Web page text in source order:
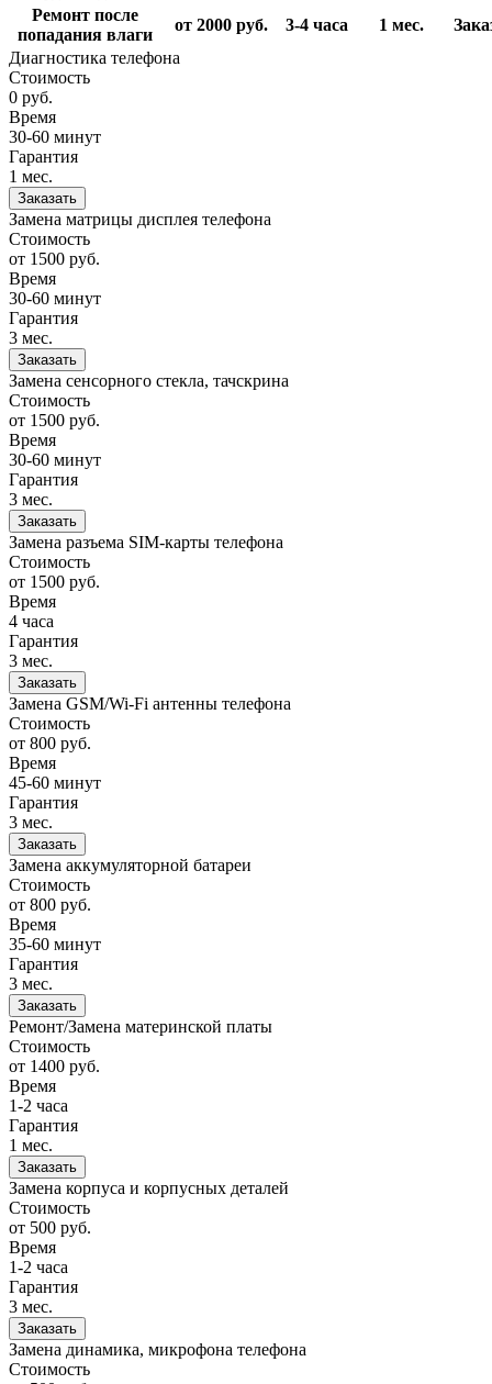
Ремонт после
попадания влаги
от 2000руб. 3-4 часа 1 мес.
Диагностика телефона
Стоимость
0 руб.
Время
30-60 минут
Гарантия
1 мес.
Заказать
Замена матрицы дисплея телефона
Стоимость
от 1500 руб.
Время
30-60 минут
Гарантия
3 мес.
Заказать
Замена сенсорного стекла, тачскрина
Стоимость
от 1500 руб.
Время
30-60 минут
Гарантия
3 мес.
Заказать
Замена разъема SIM-карты телефона
Стоимость
от 1500 руб.
Время
4 часа
Гарантия
3 мес.
Заказать
Замена GSM/Wi-Fi антенны телефона
Стоимость
от 800 руб.
Время
45-60 минут
Гарантия
3 мес.
Заказать
Замена аккумуляторной батареи
Стоимость
от 800 руб.
Время
35-60 минут
Гарантия
3 мес.
Заказать
Ремонт/Замена материнской платы
Стоимость
от 1400 руб.
Время
1-2 часа
Гарантия
1 мес.
Заказать
Замена корпуса и корпусных деталей
Стоимость
от 500 руб.
Время
1-2 часа
Гарантия
3 мес.
Заказать
Замена динамика, микрофона телефона
Стоимость